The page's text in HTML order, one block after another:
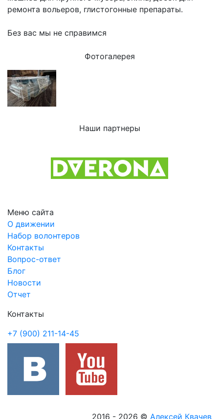
ремонта вольеров, глистогонные препараты.
Без вас мы не справимся
Фотогалерея
Наши партнеры
Меню сайта
О движении
Набор волонтеров
Контакты
Вопрос-ответ
Блог
Новости
Отчет
Контакты
+7 (900) 211-14-45
2016 - 2026 © Алексей Квачев